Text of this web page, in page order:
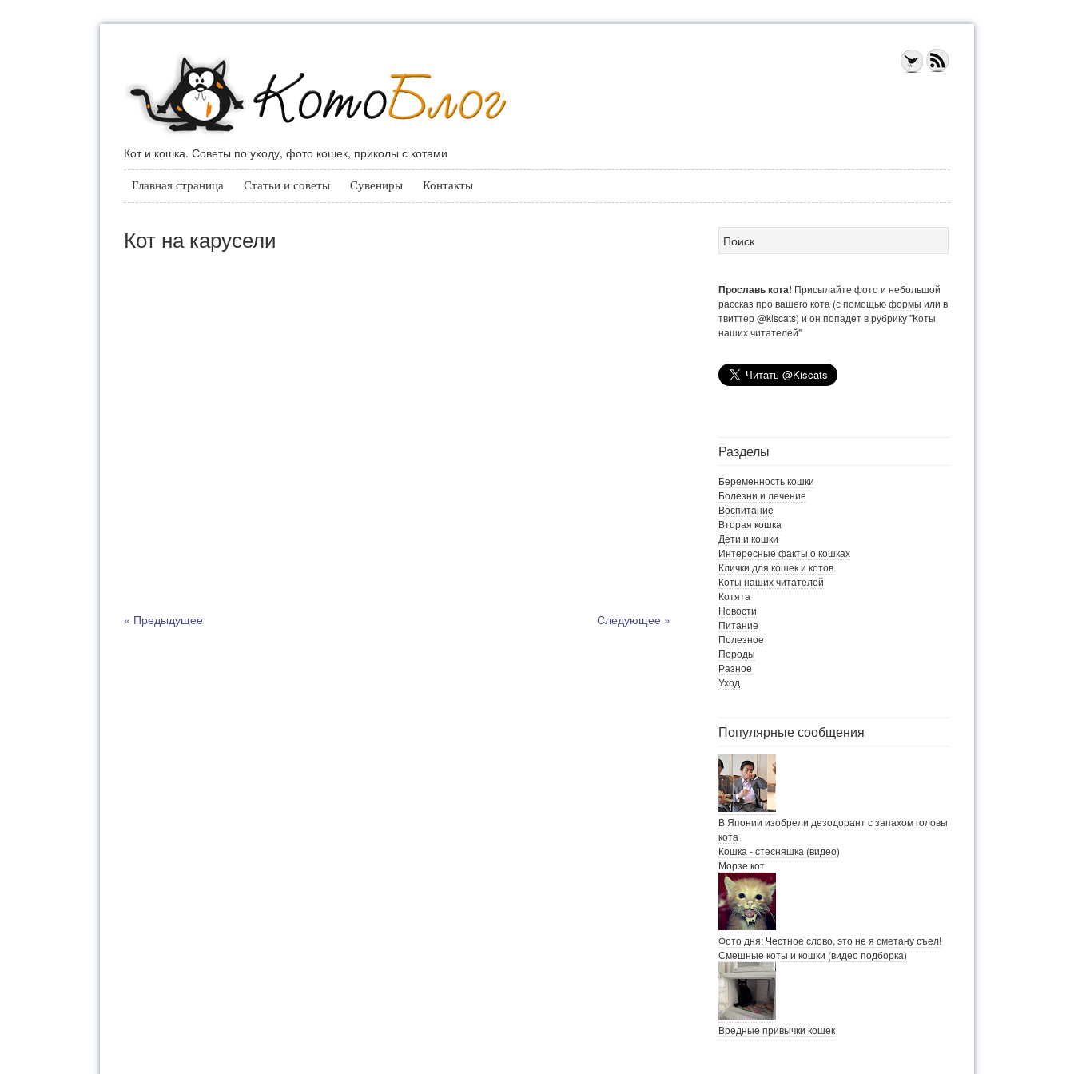
Кот и кошка. Советы по уходу, фото кошек, приколы с котами
Главная страница Статьи и советы Сувениры Контакты
Кот на карусели
Следующее »
« Предыдущее
Прославь кота! Присылайте фото и небольшой
рассказ про вашего кота (с помощьюформы или в
твиттер @kiscats) и он попадет в рубрику "Коты
наших читателей"
Разделы
Беременность кошки
Болезни и лечение
Воспитание
Вторая кошка
Дети и кошки
Интересные факты о кошках
Клички для кошек и котов
Коты наших читателей
Котята
Новости
Питание
Полезное
Породы
Разное
Уход
Популярные сообщения
В Японии изобрели дезодорант с запахом головы
кота
Кошка - стесняшка (видео)
Морзе кот
Фото дня: Честное слово, это не я сметану съел!
Смешные коты и кошки (видео подборка)
Вредные привычки кошек